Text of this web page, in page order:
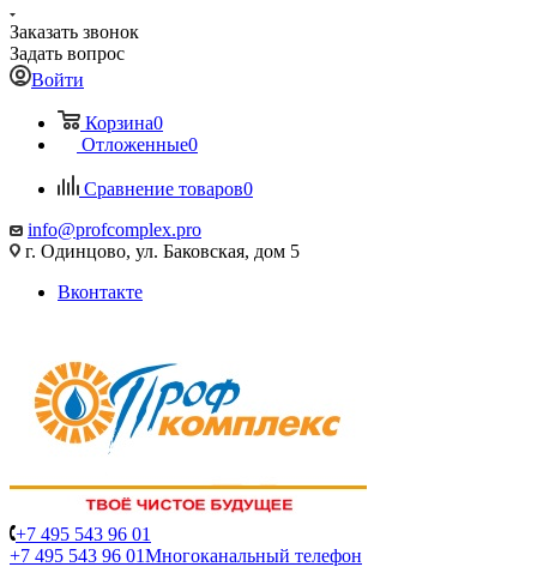
Заказать звонок
Задать вопрос
Войти
Корзина0
Отложенные0
Сравнение товаров0
info@profcomplex.pro
г. Одинцово, ул. Баковская, дом 5
Вконтакте
+7 495 543 96 01
+7 495 543 96 01Многоканальный телефон